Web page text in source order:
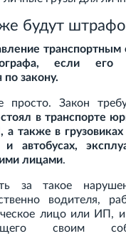
будут
транспортным
если его
по закону.
просто. Закон
в транспорте
также в грузовиках
автобусах,
лицами.
за такое
водителя,
лицо или ИП, и
своим